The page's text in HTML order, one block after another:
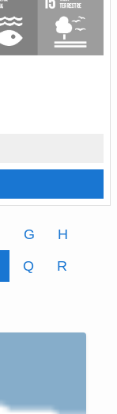
G
H
Q
R